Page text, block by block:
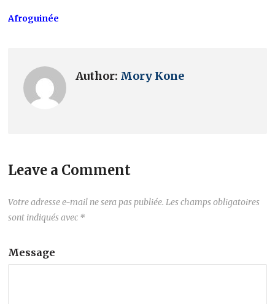
Afroguinée
Author: Mory Kone
Leave a Comment
Votre adresse e-mail ne sera pas publiée. Les champs obligatoires
sont indiqués avec *
Message